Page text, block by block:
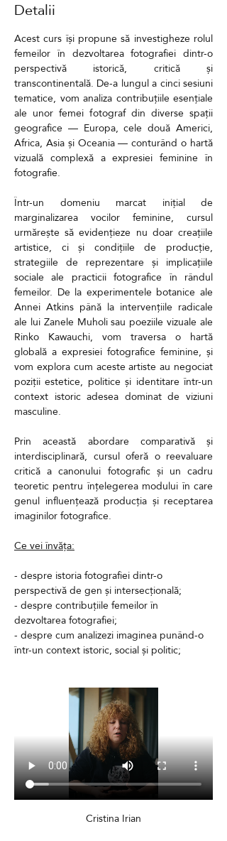
Detalii
Acest curs își propune să investigheze rolul
femeilor în dezvoltarea fotografiei dintr-o
perspectivă istorică, critică și
transcontinentală. De-a lungul a cinci sesiuni
tematice, vom analiza contribuțiile esențiale
ale unor femei fotograf din diverse spații
geografice — Europa, cele două Americi,
Africa, Asia și Oceania — conturând o hartă
vizuală complexă a expresiei feminine în
fotografie.
Într-un domeniu marcat inițial de
marginalizarea vocilor feminine, cursul
urmărește să evidențieze nu doar creațiile
artistice, ci și condițiile de producție,
strategiile de reprezentare și implicațiile
sociale ale practicii fotografice în rândul
femeilor. De la experimentele botanice ale
Annei Atkins până la intervențiile radicale
ale lui Zanele Muholi sau poeziile vizuale ale
Rinko Kawauchi, vom traversa o hartă
globală a expresiei fotografice feminine, și
vom explora cum aceste artiste au negociat
poziții estetice, politice și identitare într-un
context istoric adesea dominat de viziuni
masculine.
Prin această abordare comparativă și
interdisciplinară, cursul oferă o reevaluare
critică a canonului fotografic și un cadru
teoretic pentru înțelegerea modului în care
genul influențează producția și receptarea
imaginilor fotografice.
Ce vei învăța:
- despre istoria fotografiei dintr-o
perspectivă de gen și intersecțională;
- despre contribuțiile femeilor în
dezvoltarea fotografiei;
- despre cum analizezi imaginea punând-o
într-un context istoric, social și politic;
Cristina Irian